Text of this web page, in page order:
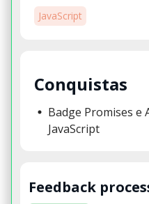
JavaScript
Conquistas
Badge Promises e
JavaScript
Feedback